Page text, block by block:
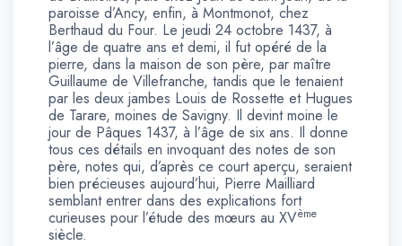
paroisse d’Ancy, enfin, à Montmonot, chez
Berthaud du Four. Le jeudi 24 octobre 1437, à
l’âge de quatre ans et demi, il fut opéré de la
pierre, dans la maison de son père, par maître
Guillaume de Villefranche, tandis que le tenaient
par les deux jambes Louis de Rossette et Hugues
de Tarare, moines de Savigny. Il devint moine le
jour de Pâques 1437, à l’âge de six ans. Il donne
tous ces détails en invoquant des notes de son
père, notes qui, d’après ce court aperçu, seraient
bien précieuses aujourd’hui, Pierre Mailliard
semblant entrer dans des explications fort
curieuses pour l’étude des mœurs au XVème
siècle.